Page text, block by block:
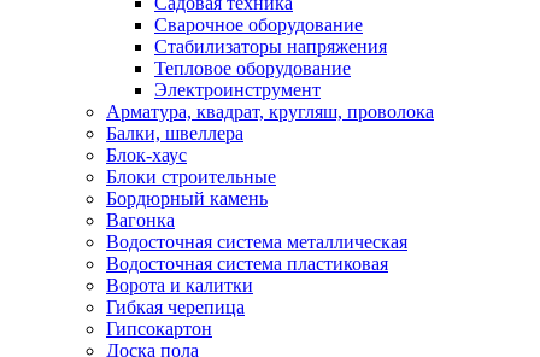
Сварочное оборудование
Стабилизаторы напряжения
Тепловое оборудование
Электроинструмент
Арматура, квадрат, кругляш, проволока
Балки, швеллера
Блок-хаус
Блоки строительные
Бордюрный камень
Вагонка
Водосточная система металлическая
Водосточная система пластиковая
Ворота и калитки
Гибкая черепица
Гипсокартон
Доска пола